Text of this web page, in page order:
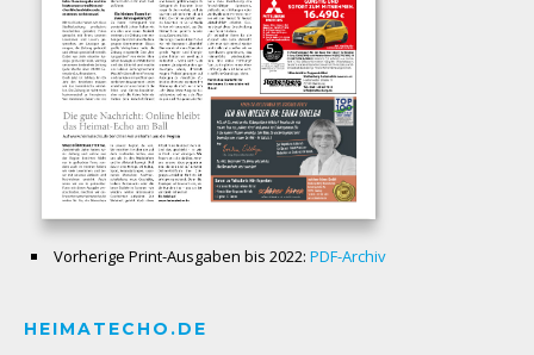
Vorherige Print-Ausgaben bis 2022: PDF-Archiv
HEIMATECHO.DE